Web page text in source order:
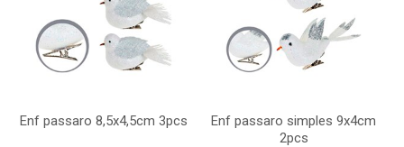
Enf passaro 8,5x4,5cm 3pcs
Enf passaro simples 9x4cm
2pcs